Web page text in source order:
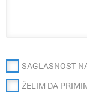
SAGLASNOST
ŽELIM DA